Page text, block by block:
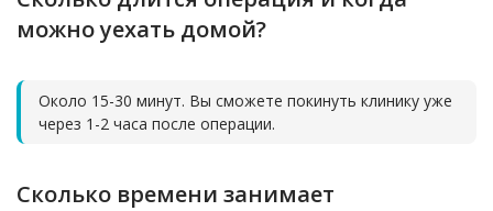
можно уехать домой?
Около 15-30 минут. Вы сможете покинуть клинику уже
через 1-2 часа после операции.
Сколько времени занимает